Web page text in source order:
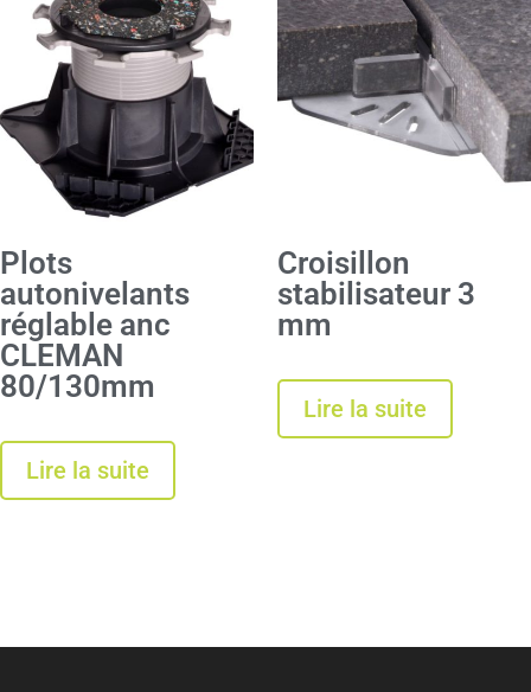
Plots
autonivelants
réglable anc
CLEMAN
80/130mm
Lire la suite
Croisillon
stabilisateur 3
mm
Lire la suite